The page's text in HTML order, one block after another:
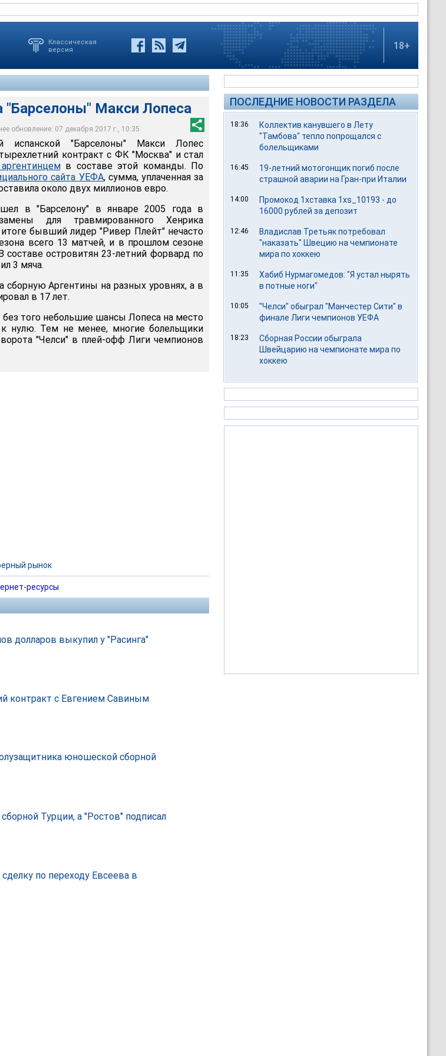
Классическая
версия
18+
"Барселоны" Макси Лопеса
обновление: 07 декабря 2017 г., 10:35
Лопеса
испанской "Барселоны" Макси Лопес
контракт с ФК "Москва" и стал
в составе этой команды. По
сайта УЕФА, сумма, уплаченная за
около двух миллионов евро.
в "Барселону" в январе 2005 года в
для травмированного Хенрика
бывший лидер "Ривер Плейт" нечасто
всего 13 матчей, и в прошлом сезоне
островитян 23-летний форвард по
3 мяча.
сборную Аргентины на разных уровнях, а в
в 17 лет.
того небольшие шансы Лопеса на место
к нулю. Тем не менее, многие болельщики
"Челси" в плей-офф Лиги чемпионов
рынок
ресурсы
долларов выкупил у "Расинга"
контракт с Евгением Савиным
юношеской сборной
Турции, а "Ростов" подписал
по переходу Евсеева в
ПОСЛЕДНИЕ НОВОСТИ РАЗДЕЛА
18:36
Коллектив канувшего в Лету
"Тамбова" тепло попрощался с
болельщиками
16:45
19-летний мотогонщик погиб после
страшной аварии на Гран-при Италии
14:00
Промокод 1хставка 1xs_10193 - до
16000 рублей за депозит
12:46
Владислав Третьяк потребовал
"наказать" Швецию на чемпионате
мира по хоккею
11:35
Хабиб Нурмагомедов: "Я устал нырять
в потные ноги"
10:05
"Челси" обыграл "Манчестер Сити" в
финале Лиги чемпионов УЕФА
18:23
Сборная России обыграла
Швейцарию на чемпионате мира по
хоккею